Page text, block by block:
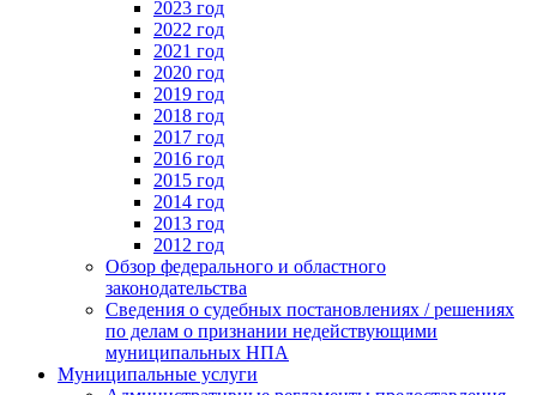
2023 год
2022 год
2021 год
2020 год
2019 год
2018 год
2017 год
2016 год
2015 год
2014 год
2013 год
2012 год
Обзор федерального и областного
законодательства
Сведения о судебных постановлениях / решениях
по делам о признании недействующими
муниципальных НПА
Муниципальные услуги